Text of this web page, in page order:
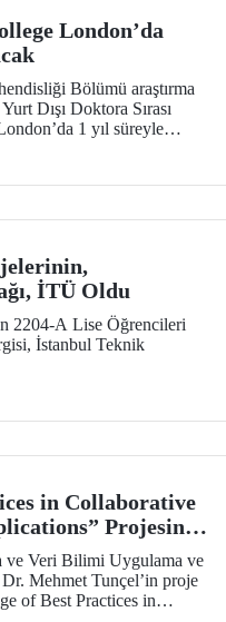
London’da
Bölümü araştırma
Dışı Doktora Sırası
1 yıl süreyle
İTÜ Oldu
2204-A Lise Öğrencileri
İstanbul Teknik
in Collaborative
Projesine,
ve Veri Bilimi Uygulama ve
Mehmet Tunçel’in proje
of Best Practices in